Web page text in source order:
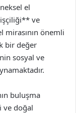
el
işçiliği** ve
önemli
bir değer
sosyal ve
buluşma
ve doğal